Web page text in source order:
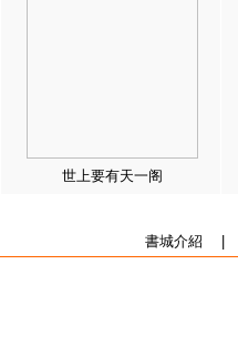
世上要有天一阁
書城介紹